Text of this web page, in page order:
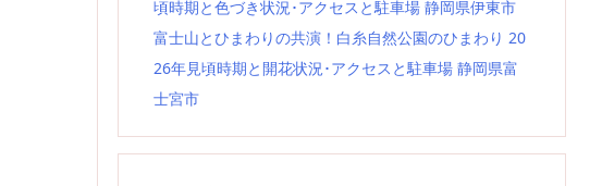
頃時期と色づき状況･アクセスと駐車場 静岡県伊東市
富士山とひまわりの共演！白糸自然公園のひまわり 20
26年見頃時期と開花状況･アクセスと駐車場 静岡県富
士宮市